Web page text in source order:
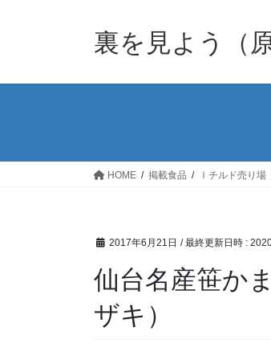
裏を見よう（
HOME 掲載食品 Ⅰチルド売り場
2017年6月21日 / 最終更新日時 :
仙台名産笹か
ザキ）